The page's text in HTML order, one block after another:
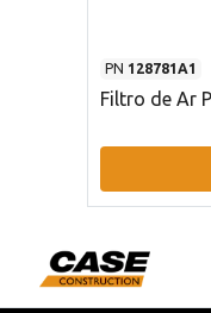
PN 128781A1
Filtro de Ar